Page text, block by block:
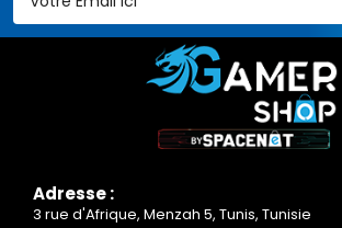
Adresse :
3 rue d'Afrique, Menzah 5, Tunis, Tunisie